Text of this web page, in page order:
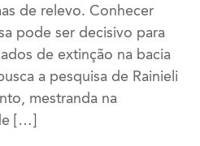
de relevo. Conhecer
pode ser decisivo para
de extinção na bacia
a pesquisa de Rainieli
mestranda na
[…]